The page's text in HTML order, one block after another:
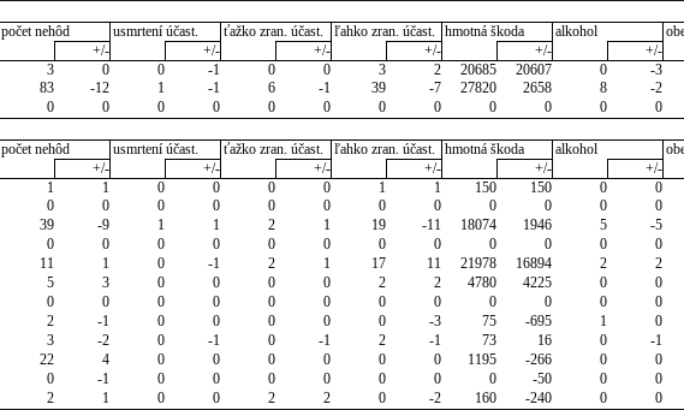
počet nehôd usmrtení účast. ťažko zran. účast. ľahko zran. účast. hmotná škoda alkohol
+/-
+/- +/- +/- +/- +/-
3 0 0 -1 0 0 3 2 20685 20607 0 -3
83 -12 1 -1 6 -1 39 -7 27820 2658 8 -2
0 0 0 0 0 0 0 0 0 0 0 0
počet nehôd usmrtení účast. ťažko zran. účast. ľahko zran. účast. hmotná škoda alkohol
+/-
+/- +/- +/- +/- +/-
1 1 0 0 0 0 1 1 150 150 0 0
0 0 0 0 0 0 0 0 0 0 0 0
39 -9 1 1 2 1 19 -11 18074 1946 5 -5
0 0 0 0 0 0 0 0 0 0 0 0
11 1 0 -1 2 1 17 11 21978 16894 2 2
5 3 0 0 0 0 2 2 4780 4225 0 0
0 0 0 0 0 0 0 0 0 0 0 0
2 -1 0 0 0 0 0 -3 75 -695 1 0
3 -2 0 -1 0 -1 2 -1 73 16 0 -1
22 4 0 0 0 0 0 0 1195 -266 0 0
0 -1 0 0 0 0 0 0 0 -50 0 0
2 1 0 0 2 2 0 -2 160 -240 0 0